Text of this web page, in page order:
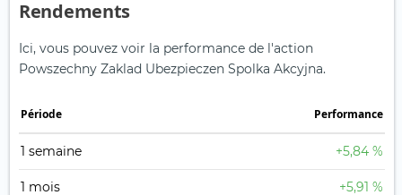
Rendements
Ici, vous pouvez voir la performance de l'action
Powszechny Zaklad Ubezpieczen Spolka Akcyjna.
Période Performance
1 semaine +5,84 %
1 mois +5,91 %